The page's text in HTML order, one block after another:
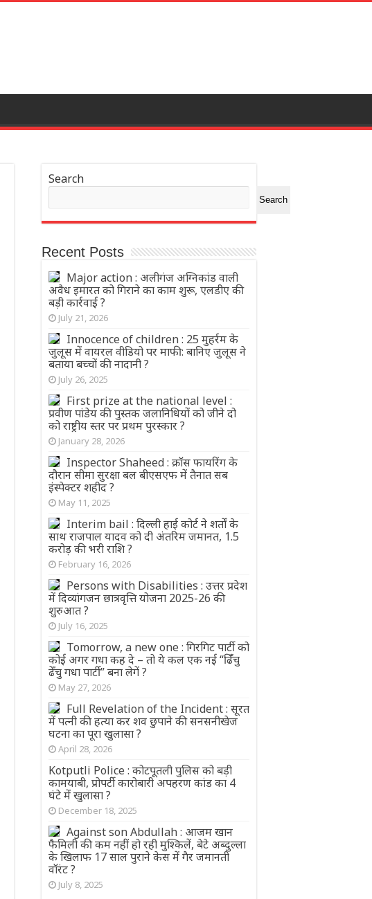
Search
Search
Recent Posts
Major action : अलीगंज अग्निकांड वाली
अवैध इमारत को गिराने का काम शुरू, एलडीए की
बड़ी कार्रवाई ?
July 21, 2026
Innocence of children : 25 मुहर्रम के
जुलूस में वायरल वीडियो पर माफी: बानिए जुलूस ने
बताया बच्चों की नादानी ?
July 26, 2025
First prize at the national level :
प्रवीण पांडेय की पुस्तक जलानिधियों को जीने दो
को राष्ट्रीय स्तर पर प्रथम पुरस्कार ?
January 28, 2026
Inspector Shaheed : क्रॉस फायरिंग के
दौरान सीमा सुरक्षा बल बीएसएफ में तैनात सब
इंस्पेक्टर शहीद ?
May 11, 2025
Interim bail : दिल्ली हाई कोर्ट ने शर्तों के
साथ राजपाल यादव को दी अंतरिम जमानत, 1.5
करोड़ की भरी राशि ?
February 16, 2026
Persons with Disabilities : उत्तर प्रदेश
में दिव्यांगजन छात्रवृत्ति योजना 2025-26 की
शुरुआत ?
July 16, 2025
Tomorrow, a new one : गिरगिट पार्टी को
कोई अगर गधा कह दे – तो ये कल एक नई “ढिँँचु
ढेँचु गधा पार्टी” बना लेगें ?
May 27, 2026
Full Revelation of the Incident : सूरत
में पत्नी की हत्या कर शव छुपाने की सनसनीखेज
घटना का पूरा खुलासा ?
April 28, 2026
Kotputli Police : कोटपूतली पुलिस को बड़ी
कामयाबी, प्रोपर्टी कारोबारी अपहरण कांड का 4
घंटे में खुलासा ?
December 18, 2025
Against son Abdullah : आजम खान
फैमिली की कम नहीं हो रही मुश्किलें, बेटे अब्दुल्ला
के खिलाफ 17 साल पुराने केस में गैर जमानती
वॉरंट ?
July 8, 2025